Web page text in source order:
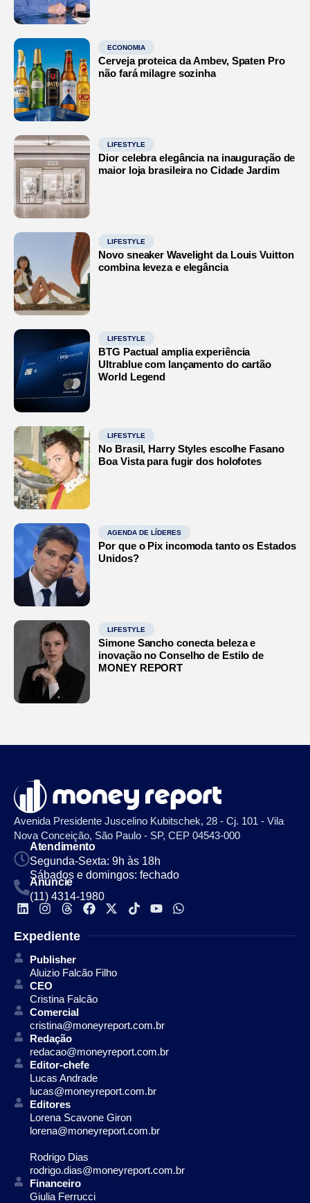
ECONOMIA
Cerveja proteica da Ambev, Spaten Pro
não fará milagre sozinha
LIFESTYLE
Dior celebra elegância na inauguração de
maior loja brasileira no Cidade Jardim
LIFESTYLE
Novo sneaker Wavelight da Louis Vuitton
combina leveza e elegância
LIFESTYLE
BTG Pactual amplia experiência
Ultrablue com lançamento do cartão
World Legend
LIFESTYLE
No Brasil, Harry Styles escolhe Fasano
Boa Vista para fugir dos holofotes
AGENDA DE LÍDERES
Por que o Pix incomoda tanto os Estados
Unidos?
LIFESTYLE
Simone Sancho conecta beleza e
inovação no Conselho de Estilo de
MONEY REPORT
Avenida Presidente Juscelino Kubitschek, 28 - Cj. 101 - Vila
Nova Conceição, São Paulo - SP, CEP 04543-000
Atendimento
Segunda-Sexta: 9h às 18h
Sábados e domingos: fechado
Anuncie
(11) 4314-1980
Expediente
Publisher
Aluizio Falcão Filho
CEO
Cristina Falcão
Comercial
cristina@moneyreport.com.br
Redação
redacao@moneyreport.com.br
Editor-chefe
Lucas Andrade
lucas@moneyreport.com.br
Editores
Lorena Scavone Giron
lorena@moneyreport.com.br
Rodrigo Dias
rodrigo.dias@moneyreport.com.br
Financeiro
Giulia Ferrucci